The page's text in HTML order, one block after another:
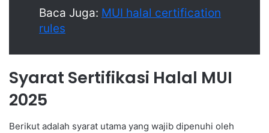
Baca Juga: MUI halal certification
rules
Syarat Sertifikasi Halal MUI
2025
Berikut adalah syarat utama yang wajib dipenuhi oleh